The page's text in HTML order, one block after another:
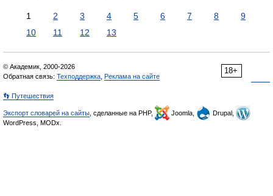
1 2 3 4 5 6 7 8
9
10
11 12 13
18+
© Академик, 2000-2026
Обратная связь: Техподдержка Реклама на сайте
👣 Путешествия
Экспорт словарей на сайты , сделанные на PHP, Joomla,
Drupal,
WordPress, MODx.